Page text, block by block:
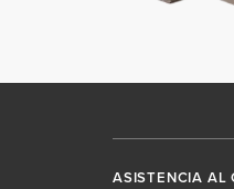
ASISTENCIA AL